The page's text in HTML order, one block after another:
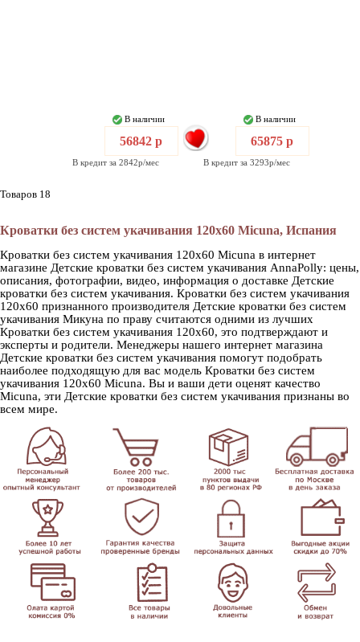
В наличии
56842 р
В кредит за 2842р/мес
В наличии
65875 р
В кредит за 3293р/мес
Товаров 18
Кроватки без систем укачивания 120х60 Micuna, Испания
Кроватки без систем укачивания 120х60 Micuna в интернет
магазине Детские кроватки без систем укачивания AnnaPolly: цены,
описания, фотографии, видео, информация о доставке Детские
кроватки без систем укачивания. Кроватки без систем укачивания
120х60 признанного производителя Детские кроватки без систем
укачивания Микуна по праву считаются одними из лучших
Кроватки без систем укачивания 120х60, это подтверждают и
эксперты и родители. Менеджеры нашего интернет магазина
Детские кроватки без систем укачивания помогут подобрать
наиболее подходящую для вас модель Кроватки без систем
укачивания 120х60 Micuna. Вы и ваши дети оценят качество
Micuna, эти Детские кроватки без систем укачивания признаны во
всем мире.